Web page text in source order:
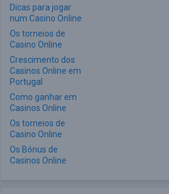
Dicas para jogar
num Casino Online
Os torneios de
Casino Online
Crescimento dos
Casinos Online em
Portugal
Como ganhar em
Casinos Online
Os torneios de
Casino Online
Os Bónus de
Casinos Online